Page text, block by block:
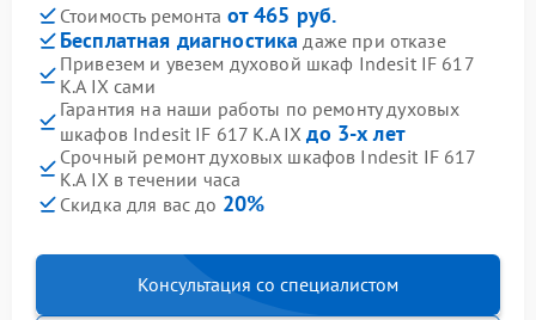
Стоимость ремонта от 465 руб.
Бесплатная диагностика даже при отказе
Привезем и увезем духовой шкаф Indesit IF 617
K.A IX сами
Гарантия на наши работы по ремонту духовых
шкафов Indesit IF 617 K.A IXдо 3-х лет
Срочный ремонт духовых шкафов Indesit IF 617
K.A IX в течении часа
Скидка для вас до 20%
Консультация со специалистом